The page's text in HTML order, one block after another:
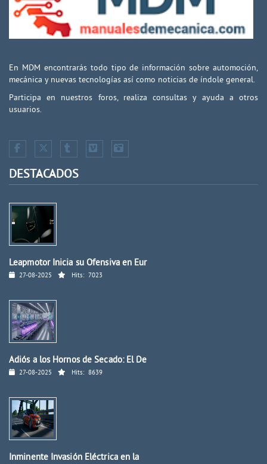
En MDM encontrarás todo tipo de información sobre automoción,
mecánica y nuevas tecnologías así como noticias de índole general.
Participa en nuestros foros, realiza consultas y ayuda a otros
usuarios.
DESTACADOS
Leapmotor Inicia su Ofensiva en Eur
27-08-2025 Hits: 7023
Adiós a los Hornos de Secado: El De
27-08-2025 Hits: 8639
Inminente Invasión Eléctrica en la